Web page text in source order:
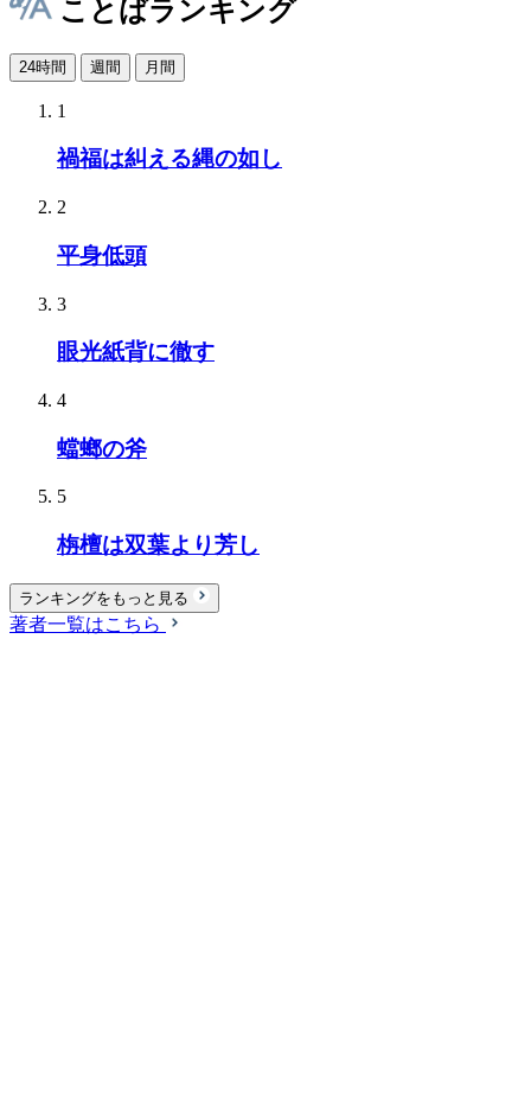
ことばランキング
24時間 週間 月間
1
禍福は糾える縄の如し
2
平身低頭
3
眼光紙背に徹す
4
蟷螂の斧
5
栴檀は双葉より芳し
ランキングをもっと見る
著者一覧はこちら